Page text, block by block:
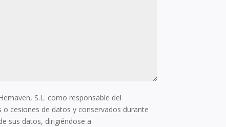
S.L. como responsable del
cesiones de datos y conservados durante
sus datos, dirigiéndose a